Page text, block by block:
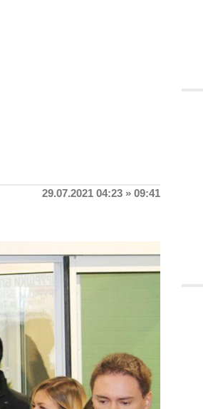
29.07.2021 04:23 » 09:41